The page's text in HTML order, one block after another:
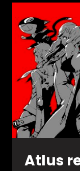
Atlus